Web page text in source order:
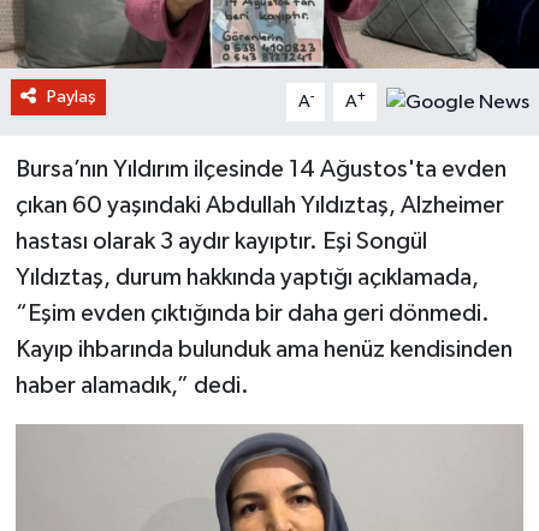
Paylaş A- A+
Bursa’nın Yıldırım ilçesinde 14 Ağustos'ta evden
çıkan 60 yaşındaki Abdullah Yıldıztaş, Alzheimer
hastası olarak 3 aydır kayıptır. Eşi Songül
Yıldıztaş, durum hakkında yaptığı açıklamada,
“Eşim evden çıktığında bir daha geri dönmedi.
Kayıp ihbarında bulunduk ama henüz kendisinden
haber alamadık,” dedi.